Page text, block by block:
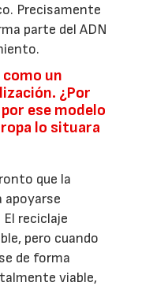
Precisamente
parte del ADN
como un
¿Por
ese modelo
lo situara
que la
apoyarse
reciclaje
pero cuando
de forma
viable,